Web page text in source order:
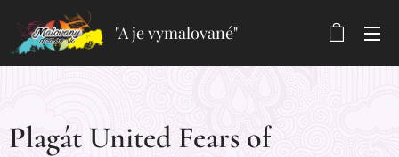
"A je vymaľované"
Plagát United Fears of